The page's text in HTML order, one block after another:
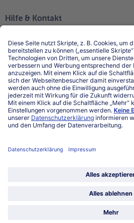
Hilfe & Kontakt
Kontakt
FAQ
Service
Unternehmen